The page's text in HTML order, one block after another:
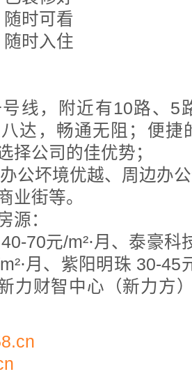
时可看
时入住
线，附近有10路、5
达，畅通无阻；便
择公司的佳优势；
公坏境优越、周边办
业街等。
源：
70元/m²⋅月、泰豪科
月、紫阳明珠 30-45
力财智中心（新力方